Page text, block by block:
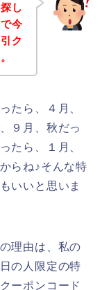
し
今
ク
たら、４月、
９月、秋だっ
たら、１月、
らね♪そんな特
いいと思いま
理由は、私の
の人限定の特
ーポンコード